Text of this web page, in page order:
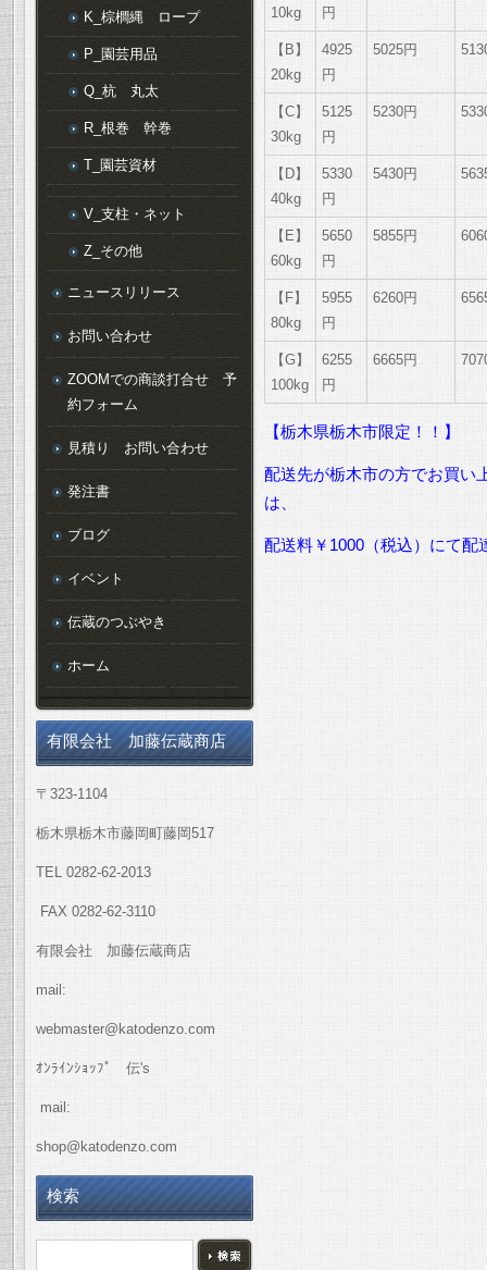
10kg 円
【B】
20kg
4925
円
5025円
【C】
30kg
5125
円
5230円
【D】
40kg
5330
円
5430円
【E】
60kg
5650
円
5855円
【F】
80kg
5955
円
6260円
【G】
100kg
6255
円
6665円
【栃木県栃木市限定！！】
配送先が栃木市の方でお買い
は、
配送料￥1000（税込）にて配
K_棕櫚縄 ロープ
P_園芸用品
Q_杭 丸太
R_根巻 幹巻
T_園芸資材
V_支柱・ネット
Z_その他
ニュースリリース
お問い合わせ
ZOOMでの商談打合せ 予
約フォーム
見積り お問い合わせ
発注書
ブログ
イベント
伝蔵のつぶやき
ホーム
有限会社 加藤伝蔵商店
〒323-1104
栃木県栃木市藤岡町藤岡517
TEL 0282-62-2013
FAX 0282-62-3110
有限会社 加藤伝蔵商店
mail:
webmaster@katodenzo.com
ｵﾝﾗｲﾝｼｮｯﾌﾟ 伝's
mail:
shop@katodenzo.com
検索